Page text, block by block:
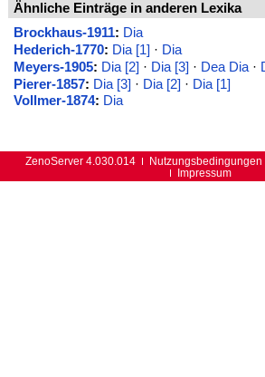
Ähnliche Einträge in anderen Lexika
Brockhaus-1911: Dia
Hederich-1770: Dia [1] · Dia
Meyers-1905: Dia [2] · Dia [3] · Dea Dia·
Pierer-1857: Dia [3] · Dia [2] · Dia [1]
Vollmer-1874: Dia
ZenoServer 4.030.014 Nutzungsbedingungen
Impressum